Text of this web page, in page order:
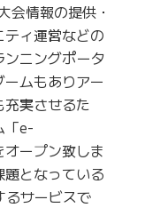
会情報の提供・
ィ運営などの
ンニングポータ
ムもありアー
実させるた
「e-
ープン致しま
となっている
るサービスで